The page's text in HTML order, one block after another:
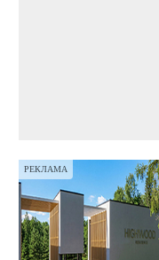
РЕКЛАМА